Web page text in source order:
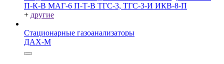
П-К-В МАГ-6 П-Т-В ТГС-3, ТГС-3-И ИКВ-8-П
+ другие
Стационарные газоанализаторы
ДАХ-М